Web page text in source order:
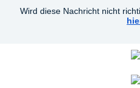
Wird diese Nachricht nicht